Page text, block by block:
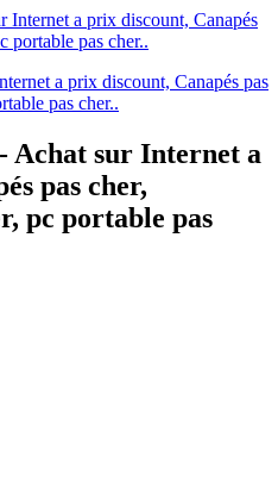
a prix discount, Canapés pas
pas cher..
Achat sur Internet a
pas cher,
pc portable pas